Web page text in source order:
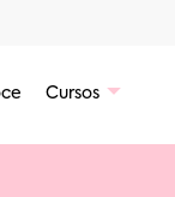
Cursos